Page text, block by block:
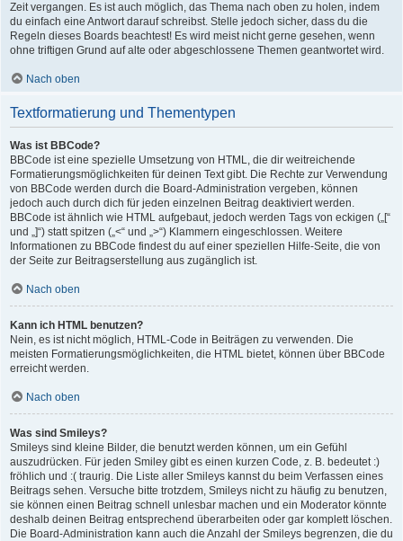
Zeit vergangen. Es ist auch möglich, das Thema nach oben zu holen, indem
du einfach eine Antwort darauf schreibst. Stelle jedoch sicher, dass du die
Regeln dieses Boards beachtest! Es wird meist nicht gerne gesehen, wenn
ohne triftigen Grund auf alte oder abgeschlossene Themen geantwortet wird.
Nach oben
Textformatierung und Thementypen
Was ist BBCode?
BBCode ist eine spezielle Umsetzung von HTML, die dir weitreichende
Formatierungsmöglichkeiten für deinen Text gibt. Die Rechte zur Verwendung
von BBCode werden durch die Board-Administration vergeben, können
jedoch auch durch dich für jeden einzelnen Beitrag deaktiviert werden.
BBCode ist ähnlich wie HTML aufgebaut, jedoch werden Tags von eckigen („[“
und „]“) statt spitzen („<“ und „>“) Klammern eingeschlossen. Weitere
Informationen zu BBCode findest du auf einer speziellen Hilfe-Seite, die von
der Seite zur Beitragserstellung aus zugänglich ist.
Nach oben
Kann ich HTML benutzen?
Nein, es ist nicht möglich, HTML-Code in Beiträgen zu verwenden. Die
meisten Formatierungsmöglichkeiten, die HTML bietet, können über BBCode
erreicht werden.
Nach oben
Was sind Smileys?
Smileys sind kleine Bilder, die benutzt werden können, um ein Gefühl
auszudrücken. Für jeden Smiley gibt es einen kurzen Code, z. B. bedeutet :)
fröhlich und :( traurig. Die Liste aller Smileys kannst du beim Verfassen eines
Beitrags sehen. Versuche bitte trotzdem, Smileys nicht zu häufig zu benutzen,
sie können einen Beitrag schnell unlesbar machen und ein Moderator könnte
deshalb deinen Beitrag entsprechend überarbeiten oder gar komplett löschen.
Die Board-Administration kann auch die Anzahl der Smileys begrenzen, die du